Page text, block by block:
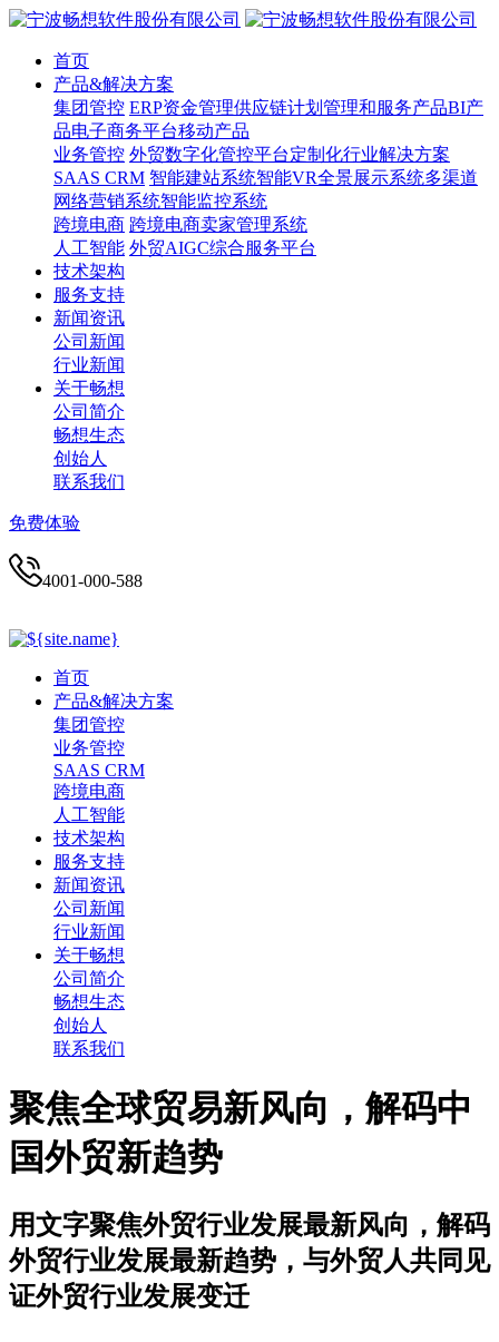
首页
产品&解决方案
集团管控 ERP资金管理供应链计划管理和服务产品BI产
品电子商务平台移动产品
业务管控 外贸数字化管控平台定制化行业解决方案
SAAS CRM 智能建站系统智能VR全景展示系统多渠道
网络营销系统智能监控系统
跨境电商 跨境电商卖家管理系统
人工智能 外贸AIGC综合服务平台
技术架构
服务支持
新闻资讯
公司新闻
行业新闻
关于畅想
公司简介
畅想生态
创始人
联系我们
免费体验
4001-000-588
首页
产品&解决方案
集团管控
业务管控
SAAS CRM
跨境电商
人工智能
技术架构
服务支持
新闻资讯
公司新闻
行业新闻
关于畅想
公司简介
畅想生态
创始人
联系我们
聚焦全球贸易新风向，解码中
国外贸新趋势
用文字聚焦外贸行业发展最新风向，解码
外贸行业发展最新趋势，与外贸人共同见
证外贸行业发展变迁